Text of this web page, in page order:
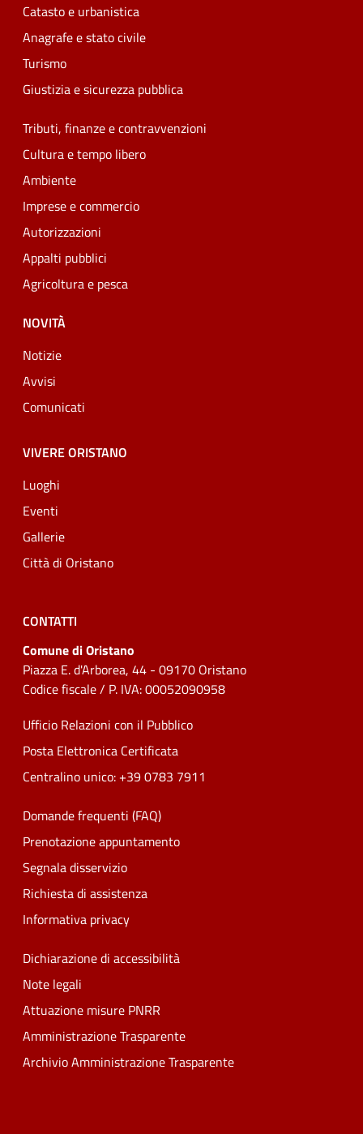
Catasto e urbanistica
Anagrafe e stato civile
Turismo
Giustizia e sicurezza pubblica
Tributi, finanze e contravvenzioni
Cultura e tempo libero
Ambiente
Imprese e commercio
Autorizzazioni
Appalti pubblici
Agricoltura e pesca
NOVITÀ
Notizie
Avvisi
Comunicati
VIVERE ORISTANO
Luoghi
Eventi
Gallerie
Città di Oristano
CONTATTI
Comune di Oristano
Piazza E. d'Arborea, 44 - 09170 Oristano
Codice fiscale / P. IVA: 00052090958
Ufficio Relazioni con il Pubblico
Posta Elettronica Certificata
Centralino unico: +39 0783 7911
Domande frequenti (FAQ)
Prenotazione appuntamento
Segnala disservizio
Richiesta di assistenza
Informativa privacy
Dichiarazione di accessibilità
Note legali
Attuazione misure PNRR
Amministrazione Trasparente
Archivio Amministrazione Trasparente